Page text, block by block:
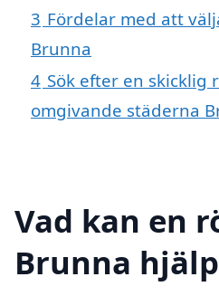
3 Fördelar med att
Brunna
4 Sök efter en skicklig
omgivande städerna
Vad kan en
Brunna